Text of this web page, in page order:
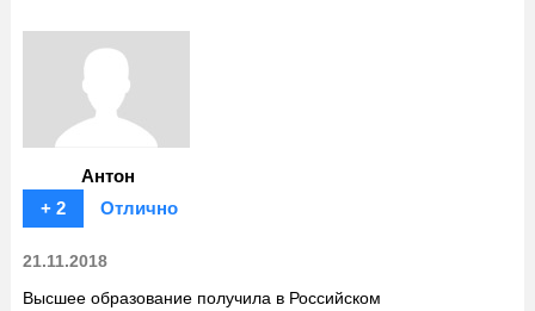
Антон
+ 2
Отлично
21.11.2018
Высшее образование получила в Российском